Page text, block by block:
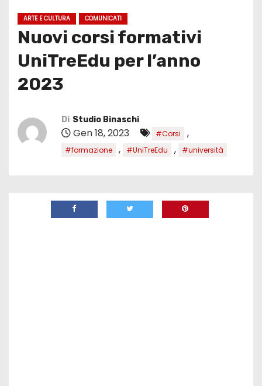
ARTE E CULTURA COMUNICATI
Nuovi corsi formativi
UniTreEdu per l’anno
2023
Di Studio Binaschi
Gen 18, 2023 #Corsi ,
#formazione , #UniTreEdu , #università